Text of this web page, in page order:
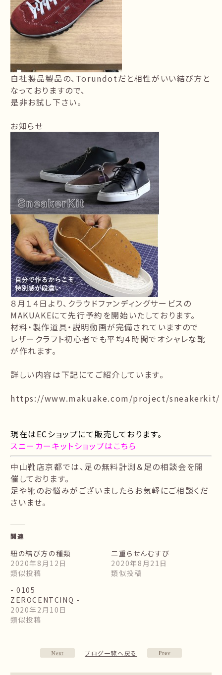
自社製品製品の、Torundotだと相性がいい結び方と
なっておりますので、
是非お試し下さい。
お知らせ
８月１４日より、クラウドファンディングサービスの
MAKUAKEにて先行予約を開始いたしております。
材料・製作道具・説明動画が完備されていますので
レザークラフト初心者でも平均４時間でオシャレな靴
が作れます。
詳しい内容は下記にてご紹介しています。
https://www.makuake.com/project/sneakerkit/
現在はECショップにて販売しております。
スニーカーキットショップはこちら
中山靴店京都では、足の無料計測＆足の相談会を開
催しております。
足や靴のお悩みがございましたらお気軽にご相談くだ
さいませ。
関連
紐の結び方の種類
2020年8月12日
類似投稿
二重らせんむすび
2020年8月21日
類似投稿
- 0105
ZEROCENTCINQ -
2020年2月10日
類似投稿
ブログ一覧へ戻る